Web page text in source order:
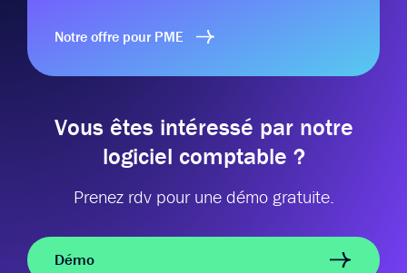
Notre offre pour PME
Vous êtes intéressé par notre
logiciel comptable ?
Prenez rdv pour une démo gratuite.
Démo